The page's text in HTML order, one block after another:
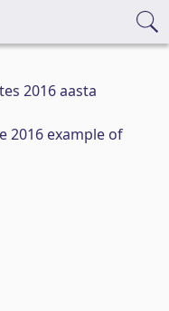
2016 aasta
2016 example of